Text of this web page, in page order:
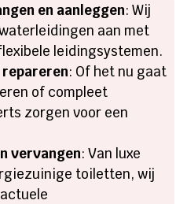
en aanleggen: Wij
aan met
leidingsystemen.
: Of het nu gaat
of compleet
zorgen voor een
vervangen: Van luxe
toiletten, wij